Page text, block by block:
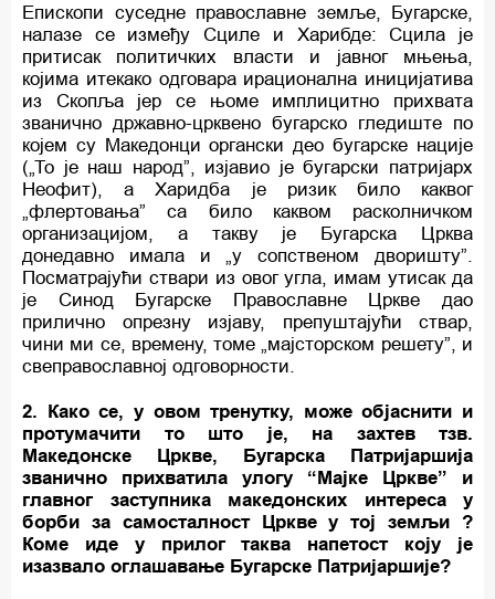
Епископи суседне православне земље, Бугарске,
налазе се између Сциле и Харибде: Сцила је
притисак политичких власти и јавног мњења,
којима итекако одговара ирационална иницијатива
из Скопља јер се њоме имплицитно прихвата
званично државно-црквено бугарско гледиште по
којем су Македонци органски део бугарске нације
(„То је наш народ”, изјавио је бугарски патријарх
Неофит), а Харидба је ризик било каквог
„флертовања” са било каквом расколничком
организацијом, а такву је Бугарска Црква
донедавно имала и „у сопственом дворишту”.
Посматрајући ствари из овог угла, имам утисак да
је Синод Бугарске Православне Цркве дао
прилично опрезну изјаву, препуштајући ствар,
чини ми се, времену, томе „мајсторском решету”, и
свеправославној одговорности.
2. Како се, у овом тренутку, може објаснити и
протумачити то што је, на захтев тзв.
Македонске Цркве, Бугарска Патријаршија
званично прихватила улогу “Мајке Цркве” и
главног заступника македонских интереса у
борби за самосталност Цркве у тој земљи ?
Коме иде у прилог таква напетост коју је
изазвало оглашавање Бугарске Патријаршије?